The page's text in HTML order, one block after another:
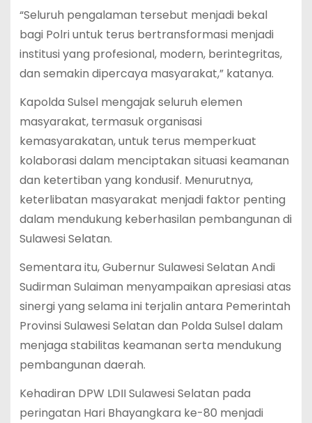
“Seluruh pengalaman tersebut menjadi bekal
bagi Polri untuk terus bertransformasi menjadi
institusi yang profesional, modern, berintegritas,
dan semakin dipercaya masyarakat,” katanya.
Kapolda Sulsel mengajak seluruh elemen
masyarakat, termasuk organisasi
kemasyarakatan, untuk terus memperkuat
kolaborasi dalam menciptakan situasi keamanan
dan ketertiban yang kondusif. Menurutnya,
keterlibatan masyarakat menjadi faktor penting
dalam mendukung keberhasilan pembangunan di
Sulawesi Selatan.
Sementara itu, Gubernur Sulawesi Selatan Andi
Sudirman Sulaiman menyampaikan apresiasi atas
sinergi yang selama ini terjalin antara Pemerintah
Provinsi Sulawesi Selatan dan Polda Sulsel dalam
menjaga stabilitas keamanan serta mendukung
pembangunan daerah.
Kehadiran DPW LDII Sulawesi Selatan pada
peringatan Hari Bhayangkara ke-80 menjadi